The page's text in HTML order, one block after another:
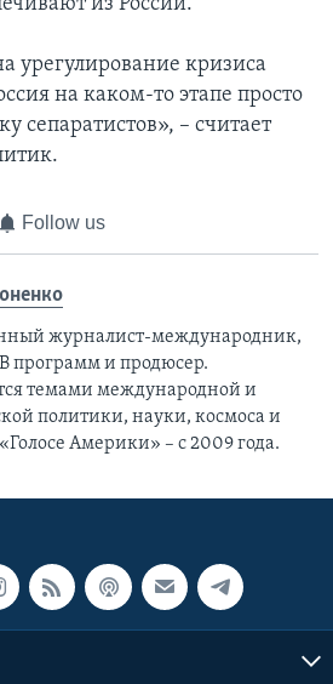
из России.
урегулирование кризиса
на каком-то этапе просто
сепаратистов», – считает
Follow us
журналист-международник,
программ и продюсер.
темами международной и
политики, науки, космоса и
Америки» – с 2009 года.